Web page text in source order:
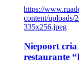
https://
content/uploads/
335x256.jpeg
Niepoort cria
restaurante